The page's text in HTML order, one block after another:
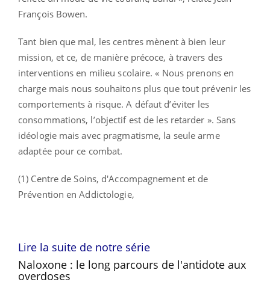
François Bowen.
Tant bien que mal, les centres mènent à bien leur
mission, et ce, de manière précoce, à travers des
interventions en milieu scolaire. « Nous prenons en
charge mais nous souhaitons plus que tout prévenir les
comportements à risque. A défaut d’éviter les
consommations, l’objectif est de les retarder ». Sans
idéologie mais avec pragmatisme, la seule arme
adaptée pour ce combat.
(1) Centre de Soins, d'Accompagnement et de
Prévention en Addictologie,
Lire la suite de notre série
Naloxone : le long parcours de l'antidote aux
overdoses